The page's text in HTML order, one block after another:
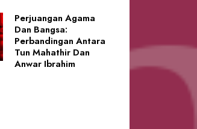
Perjuangan Agama
Dan Bangsa:
Perbandingan Antara
Tun Mahathir Dan
Anwar Ibrahim